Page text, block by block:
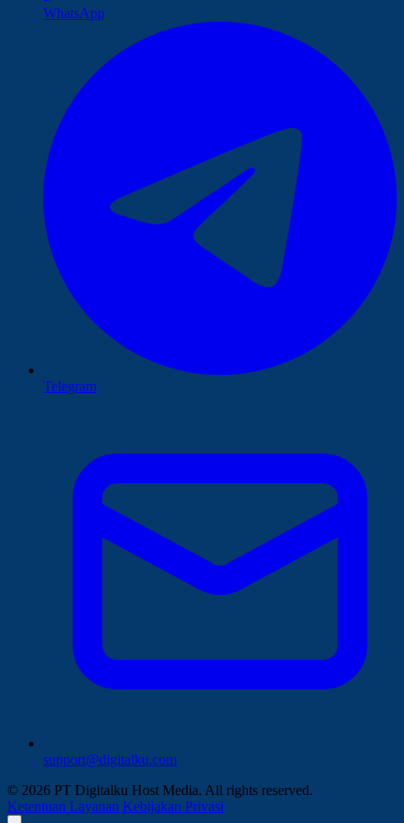
WhatsApp
Telegram
support@digitalku.com
© 2026 PT Digitalku Host Media. All rights reserved.
Ketentuan Layanan Kebijakan Privasi